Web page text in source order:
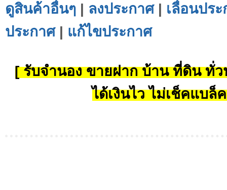
ดูสินค้าอื่นๆ | ลงประกาศ| เลื่อนปร
ประกาศ| แก้ไขประกาศ
[ รับจำนอง ขายฝาก บ้าน ที่ดิน ทั่ว
ได้เงินไว ไม่เช็คแบล็